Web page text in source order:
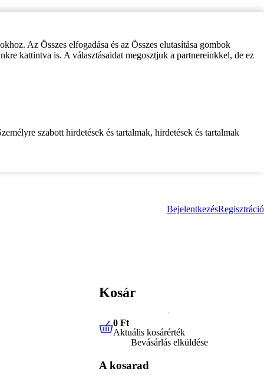
Az Összes elfogadása és az Összes elutasítása gombok
kattintva is. A választásaidat megosztjuk a partnereinkkel, de ez
szabott hirdetések és tartalmak, hirdetések és tartalmak
BejelentkezésRegisztráció
Kosár
0 FtAktuális kosárérték
0 Ft
Aktuális kosárérték
Bevásárlás elküldése
A kosarad